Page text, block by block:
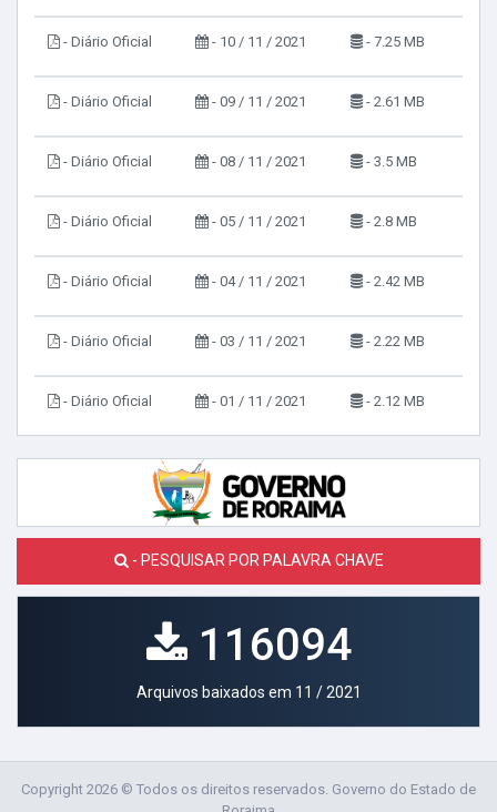
- Diário Oficial - 10 / 11 / 2021 - 7.25 MB
- Diário Oficial - 09 / 11 / 2021 - 2.61 MB
- Diário Oficial - 08 / 11 / 2021 - 3.5 MB
- Diário Oficial - 05 / 11 / 2021 - 2.8 MB
- Diário Oficial - 04 / 11 / 2021 - 2.42 MB
- Diário Oficial - 03 / 11 / 2021 - 2.22 MB
- Diário Oficial - 01 / 11 / 2021 - 2.12 MB
- PESQUISAR POR PALAVRA CHAVE
116094
Arquivos baixados em 11 / 2021
Copyright 2026 © Todos os direitos reservados. Governo do Estado de